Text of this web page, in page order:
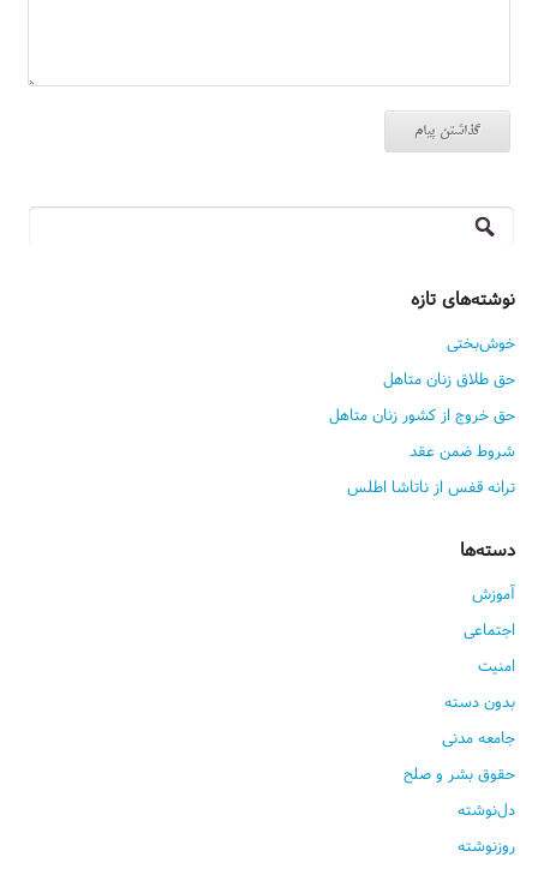
جستجو
برای:
نوشته‌های تازه
خوش‌بختی
حق طلاق زنان متاهل
حق خروج از کشور زنان متاهل
شروط ضمن عقد
ترانه قفس از ناتاشا اطلس
دسته‌ها
آموزش
اجتماعی
امنیت
بدون دسته
جامعه مدنی
حقوق بشر و صلح
دل‌نوشته
روزنوشته